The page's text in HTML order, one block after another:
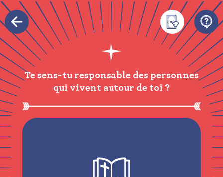
Te sens-tu responsable des personnes
qui vivent autour de toi ?
« Le Seigneur dit à Caïn : “Où est ton
frère Abel ?” Caïn répondit : “Je ne sais